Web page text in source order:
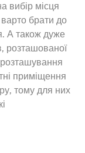
вибір місця
брати до
А також дуже
розташованої
розташування
приміщення
тому для них